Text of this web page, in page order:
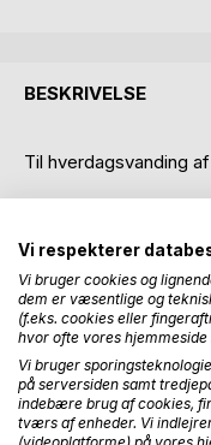
BESKRIVELSE
Til hverdagsvanding
Du har holdt kulturen
Du har målt dit liv og
Du har løftet kraven
Du har rørt den store
Du har lært dit folk at
Du har rost det ord
Derfor lever
Med en vandkande i
Mens du vander, gror
Vi respekterer
Vi bruger cookies og
dem er væsentlige og
(f.eks. cookies eller
hvor ofte vores
Vi bruger
på serversiden samt
indebære brug af cookies,
tværs af enheder. Vi
(videoplatforme) på vores